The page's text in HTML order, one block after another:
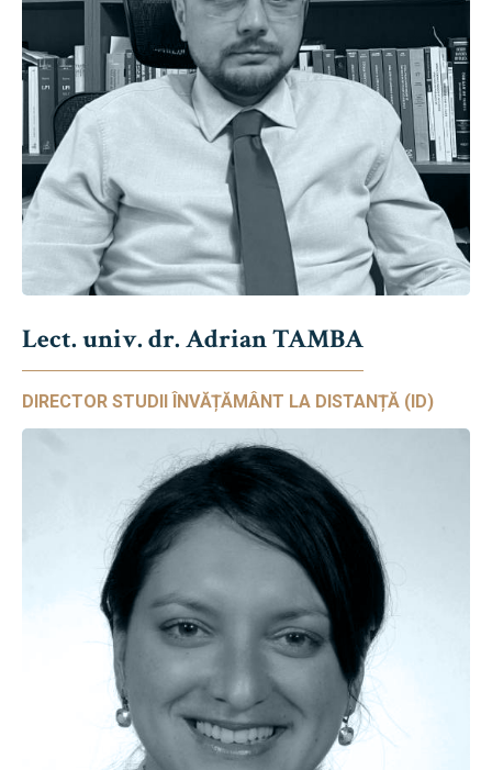
Lect. univ. dr. Adrian TAMBA
DIRECTOR STUDII ÎNVĂȚĂMÂNT LA DISTANȚĂ (ID)